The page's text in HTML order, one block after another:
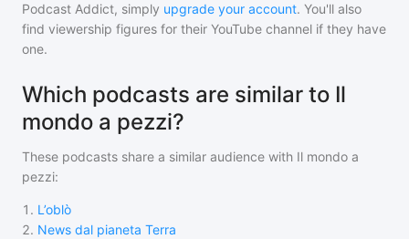
Podcast Addict, simply upgrade your account. You'll also
find viewership figures for their YouTube channel if they have
one.
Which podcasts are similar to Il
mondo a pezzi?
These podcasts share a similar audience with Il mondo a
pezzi:
1 . L’oblò
2. News dal pianeta Terra